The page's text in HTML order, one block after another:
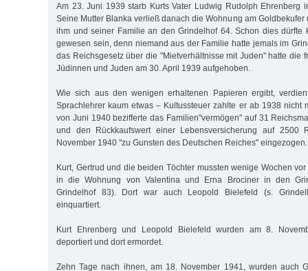
Am 23. Juni 1939 starb Kurts Vater Ludwig Rudolph Ehrenberg
Seine Mutter Blanka verließ danach die Wohnung am Goldbekufer
ihm und seiner Familie an den Grindelhof 64. Schon dies dürfte
gewesen sein, denn niemand aus der Familie hatte jemals im
das Reichsgesetz über die "Mietverhältnisse mit Juden" hatte die
Jüdinnen und Juden am 30. April 1939 aufgehoben.
Wie sich aus den wenigen erhaltenen Papieren ergibt,
Sprachlehrer kaum etwas – Kultussteuer zahlte er ab 1938 nicht
von Juni 1940 bezifferte das Familien"vermögen" auf 31
und den Rückkaufswert einer Lebensversicherung auf 2500
November 1940 "zu Gunsten des Deutschen Reiches" eingezogen.
Kurt, Gertrud und die beiden Töchter mussten wenige Wochen
in die Wohnung von Valentina und Erna Brociner in den
Grindelhof 83). Dort war auch Leopold Bielefeld (s.
einquartiert.
Kurt Ehrenberg und Leopold Bielefeld wurden am 8.
deportiert und dort ermordet.
Zehn Tage nach ihnen, am 18. November 1941, wurden auch